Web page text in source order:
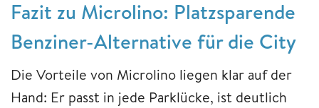
Fazit zu Microlino: Platzsparende
Benziner-Alternative für die City
Die Vorteile von Microlino liegen klar auf der
Hand: Er passt in jede Parklücke, ist deutlich